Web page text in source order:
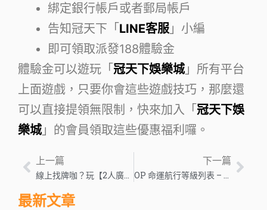
綁定銀行帳戶或者郵局帳戶
告知冠天下「 LINE客服 」小編
即可領取派發188體驗金
體驗金可以遊玩「 冠天下娛樂城」所有平台
上面遊戲，只要你會這些遊戲技巧，那麼還
可以直接提領無限制，快來加入「 冠天下娛
樂城」的會員領取這些優惠福利囉。
上一篇 下一篇
最新文章